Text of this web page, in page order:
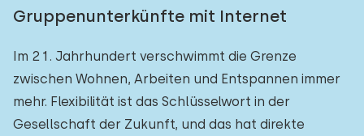
Gruppenunterkünfte mit Internet
Im 21. Jahrhundert verschwimmt die Grenze
zwischen Wohnen, Arbeiten und Entspannen immer
mehr. Flexibilität ist das Schlüsselwort in der
Gesellschaft der Zukunft, und das hat direkte